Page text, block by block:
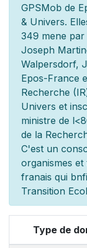
GPSMob de
& Univers.
349 mene par
Joseph
Walpersdorf,
Epos-France
Recherche
Univers et
ministre de l
de la
C'est un
organismes et
franais qui bn
Transition
Type de